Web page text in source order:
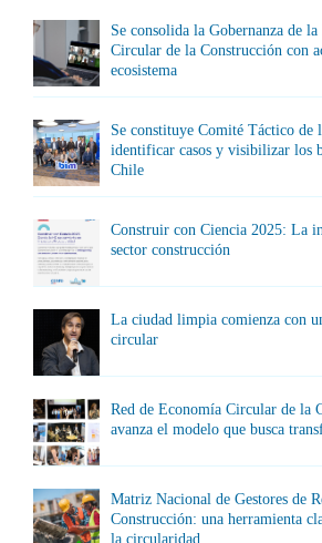
Se consolida la Gobernanza de
Circular de la Construcción con
ecosistema
Se constituye Comité Táctico de
identificar casos y visibilizar los
Chile
Construir con Ciencia 2025: La
sector construcción
La ciudad limpia comienza con
circular
Red de Economía Circular de la
avanza el modelo que busca
Matriz Nacional de Gestores de
Construcción: una herramienta
la circularidad